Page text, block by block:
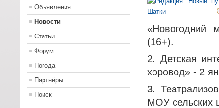
Объявления
Новости
Статьи
Форум
Погода
Партнёры
Поиск
«Новогодний
(16+).
2. Детская
хоровод» - 2
3.
МОУ сельских